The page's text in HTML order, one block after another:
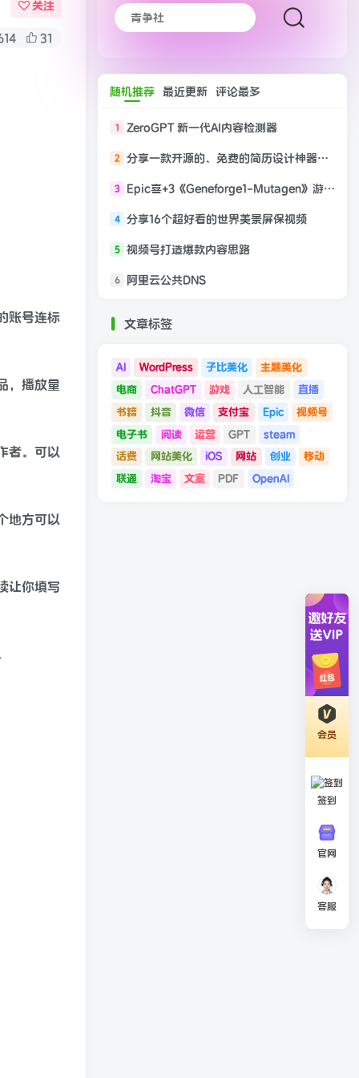
关注
31
账号连标
，播放量
者。可以
地方可以
让你填写
随机推荐 最近更新 评论最多
1 ZeroGPT 新一代AI内容检测器
2 分享一款开源的、免费的简历设计神器在线生成
3 Epic喜+3《Geneforge1-Mutagen》游戏免费领取
4 分享16个超好看的世界美景屏保视频
5 视频号打造爆款内容思路
6 阿里云公共DNS
文章标签
AI WordPress 子比美化
主题美化
电商
ChatGPT 游戏 人工智能
直播
书籍
抖音 微信 支付宝 Epic
视频号
电子书
阅读 运营 GPT
steam
话费
网站美化 iOS 网站 创业
移动
联通
淘宝 文案 PDF OpenAI
会员
签到
官网
客服